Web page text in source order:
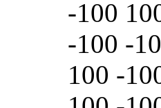
-100 100
-100 -
100 -100